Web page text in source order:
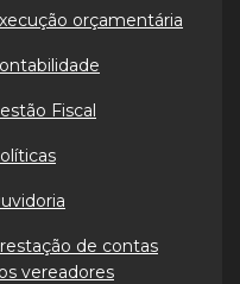
orçamentária
Fiscal
de contas
vereadores